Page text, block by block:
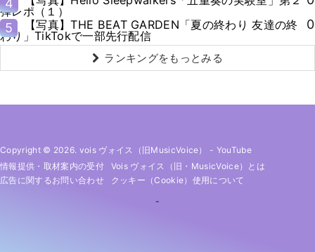
4
弾レポ（１）
5
【写真】THE BEAT GARDEN「夏の終わり 友達の終
わり」TikTokで一部先行配信
0
ランキングをもっとみる
Copyright © 2026. vois ヴォイス（旧MusicVoice） - YouTube
情報提供・取材案内の受付
Vois ヴォイス（旧・MusicVoice）とは
広告に関するお問い合わせ
クッキー（cookie）使用について
-